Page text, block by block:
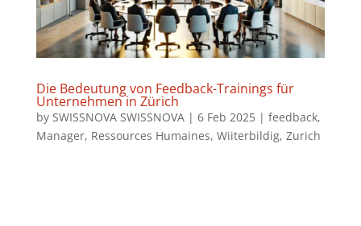
Die Bedeutung von Feedback-Trainings für
Unternehmen in Zürich
by SWISSNOVA SWISSNOVA| 6 Feb 2025| feedback,
Manager, Ressources Humaines, Wiiterbildig, Zurich